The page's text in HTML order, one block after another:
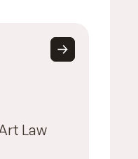
Law